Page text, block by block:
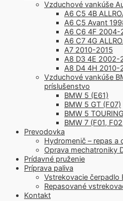
Vzduchové vankúše
A6 C5 4B
A6 C5 Avant
A6 C6 4F 2004-
A6 C7 4G
A7 2010-2015
A8 D3 4E 2002-
A8 D4 4H 2010-
Vzduchové vankúše
príslušenstvo
BMW 5 (E61)
BMW 5 GT (F07)
BMW 5
BMW 7 (F01,
Prevodovka
Hydromenič – repas a
Oprava mechatroniky
Prídavné pruženie
Príprava paliva
Vstrekovacie čerpadlo
Repasované
Kontakt